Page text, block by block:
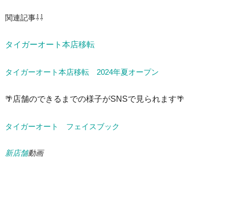
関連記事⇩⇩
タイガーオート本店移転
タイガーオート本店移転 2024年夏オープン
🌴店舗のできるまでの様子がSNSで見られます🌴
タイガーオート フェイスブック
新店舗動画